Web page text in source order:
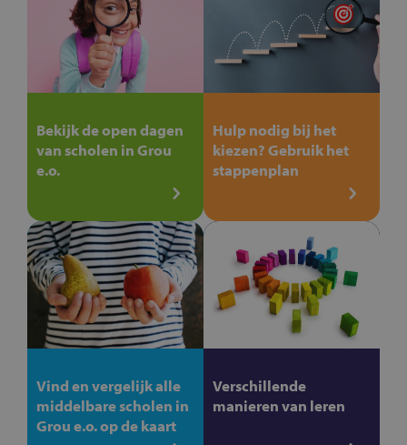
Bekijk de open dagen
van scholen in Grou
e.o.
Hulp nodig bij het
kiezen? Gebruik het
stappenplan
Vind en vergelijk alle
middelbare scholen in
Grou e.o. op de kaart
Verschillende
manieren van leren